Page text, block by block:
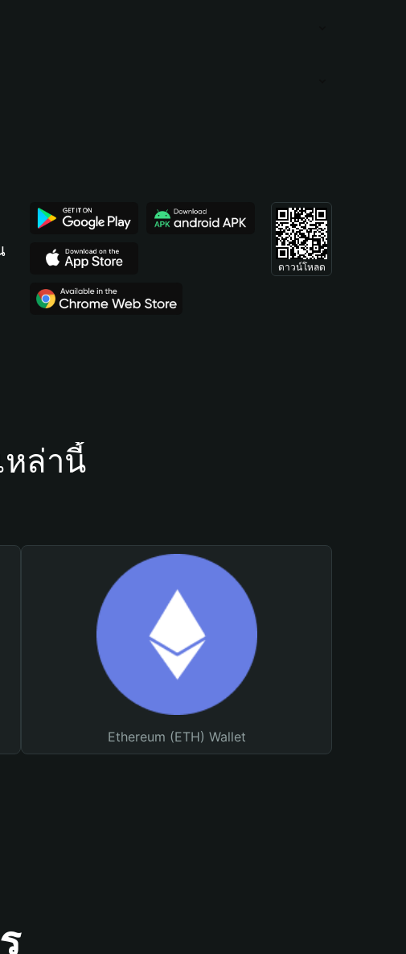
ดาวน์โหลด
ล่านี้
Ethereum (ETH) Wallet